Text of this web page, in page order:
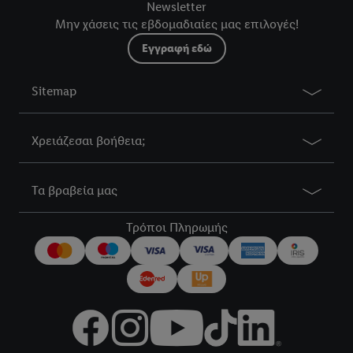
Newsletter
Μην χάσεις τις εβδομαδιαίες μας επιλογές!
Εγγραφή εδώ
Sitemap
Χρειάζεσαι βοήθεια;
Τα βραβεία μας
Τρόποι Πληρωμής